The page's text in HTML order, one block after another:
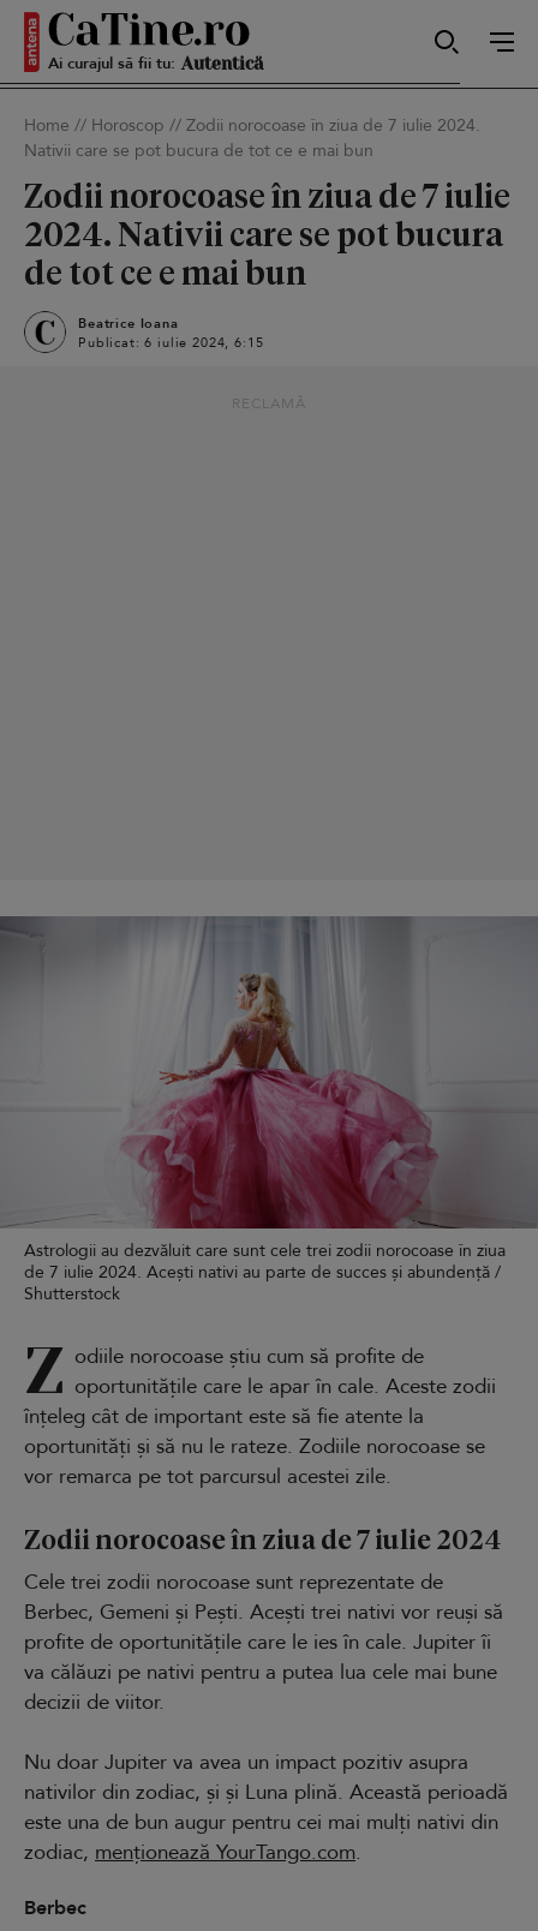
Ai curajul să fii tu: Sexy
Smart
Home // Horoscop // Zodii norocoase în ziua de 7 iulie 2024.
Nativii care se pot bucura de tot ce e mai bun
Zodii norocoase în ziua de 7 iulie
2024. Nativii care se pot bucura
de tot ce e mai bun
Beatrice Ioana
Publicat: 6 iulie 2024, 6:15
RECLAMĂ
Astrologii au dezvăluit care sunt cele trei zodii norocoase în ziua
de 7 iulie 2024. Acești nativi au parte de succes și abundență /
Shutterstock
Z odiile norocoase știu cum să profite de
oportunitățile care le apar în cale. Aceste zodii
înțeleg cât de important este să fie atente la
oportunități și să nu le rateze. Zodiile norocoase se
vor remarca pe tot parcursul acestei zile.
Zodii norocoase în ziua de 7 iulie 2024
Cele trei zodii norocoase sunt reprezentate de
Berbec, Gemeni și Pești. Acești trei nativi vor reuși să
profite de oportunitățile care le ies în cale. Jupiter îi
va călăuzi pe nativi pentru a putea lua cele mai bune
decizii de viitor.
Nu doar Jupiter va avea un impact pozitiv asupra
nativilor din zodiac, și și Luna plină. Această perioadă
este una de bun augur pentru cei mai mulți nativi din
zodiac, menționează YourTango.com.
Berbec